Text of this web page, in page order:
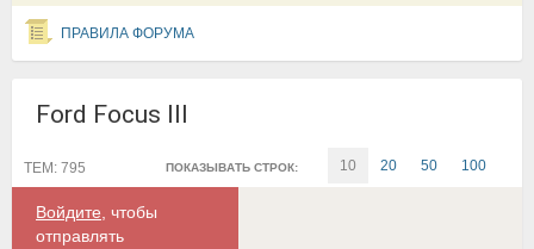
ПРАВИЛА ФОРУМА
Ford Focus III
ПОКАЗЫВАТЬ СТРОК: 10 20 50 100
ТЕМ: 795
Войдите , чтобы
отправлять